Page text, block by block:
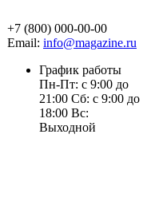
+7 (800) 000-00-00
Email: info@magazine.ru
График работы
Пн-Пт: с 9:00 до
21:00 Сб: с 9:00 до
18:00 Вс:
Выходной